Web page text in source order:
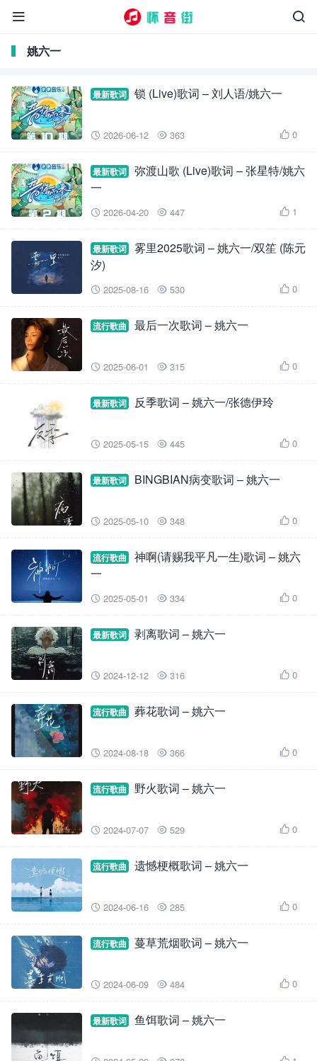


姚六一
最新歌词 锁 (Live)歌词 – 刘人语/姚六一
 2026-06-12  363  0
最新歌词
弥渡山歌 (Live)歌词 – 张星特/姚六
一
 2026-04-20  447  1
最新歌词
雾里2025歌词 – 姚六一/双笙 (陈元
汐)
 2025-08-16  530  0
流行歌曲 最后一次歌词 – 姚六一
 2025-06-01  315  0
最新歌词 反季歌词 – 姚六一/张德伊玲
 2025-05-15  445  0
最新歌词 BINGBIAN病变歌词 – 姚六一
 2025-05-10  348  0
流行歌曲
神啊(请赐我平凡一生)歌词 – 姚六
一
 2025-05-01  334  0
最新歌词 剥离歌词 – 姚六一
 2024-12-12  316  0
流行歌曲 葬花歌词 – 姚六一
 2024-08-18  366  0
流行歌曲 野火歌词 – 姚六一
 2024-07-07  529  0
流行歌曲 遗憾梗概歌词 – 姚六一
 2024-06-16  285  0
流行歌曲 蔓草荒烟歌词 – 姚六一
 2024-06-09  484  0
最新歌词 鱼饵歌词 – 姚六一